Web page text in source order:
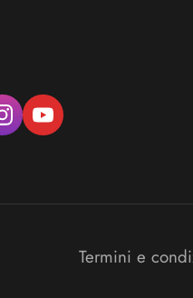
instagramyoutube
Termini e